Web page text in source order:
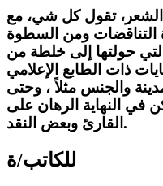
الشعر، تقول كل شي، مع
ومن السطوة
التي حولتها إلى خلطة من
ذات الطابع الإعلامي
والجنس مثلاً ، وحتى
في النهاية الرهان على
القارئ وبعض النقد.
للكاتب/ة